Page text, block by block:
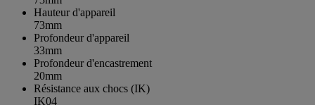
Hauteur d'appareil
73mm
Profondeur d'appareil
33mm
Profondeur d'encastrement
20mm
Résistance aux chocs (IK)
IK04